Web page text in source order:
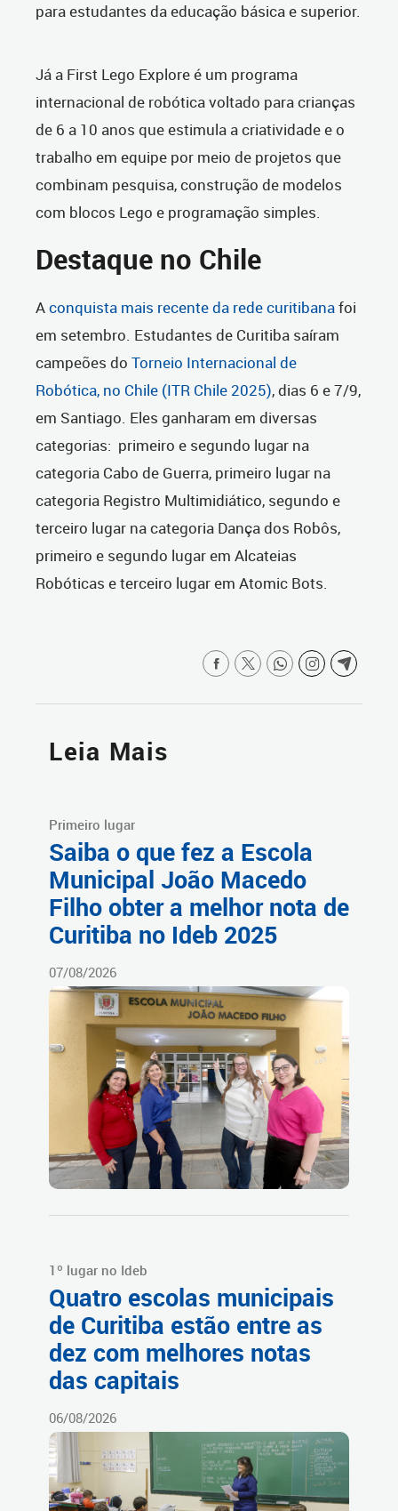
para estudantes da educação básica e superior.
Já a First Lego Explore é um programa
internacional de robótica voltado para crianças
de 6 a 10 anos que estimula a criatividade e o
trabalho em equipe por meio de projetos que
combinam pesquisa, construção de modelos
com blocos Lego e programação simples.
Destaque no Chile
Aconquista mais recente da rede curitibanafoi
em setembro. Estudantes de Curitiba saíram
campeões do Torneio Internacional de
Robótica, no Chile (ITR Chile 2025), dias 6 e 7/9,
em Santiago. Eles ganharam em diversas
categorias: primeiro e segundo lugar na
categoria Cabo de Guerra, primeiro lugar na
categoria Registro Multimidiático, segundo e
terceiro lugar na categoria Dança dos Robôs,
primeiro e segundo lugar em Alcateias
Robóticas e terceiro lugar em Atomic Bots.
Leia Mais
Primeiro lugar
Saiba o que fez a Escola
Municipal João Macedo
Filho obter a melhor nota de
Curitiba no Ideb 2025
07/08/2026
1º lugar no Ideb
Quatro escolas municipais
de Curitiba estão entre as
dez com melhores notas
das capitais
06/08/2026